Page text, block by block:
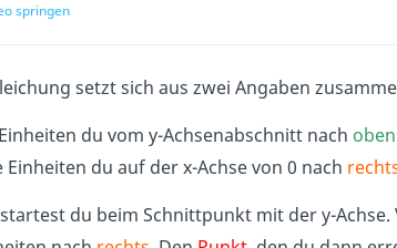
springen
setzt sich aus zwei Angaben
du vom y-Achsenabschnitt nach
Einheiten du auf der x-Achse von 0 nach
du beim Schnittpunkt mit der y-